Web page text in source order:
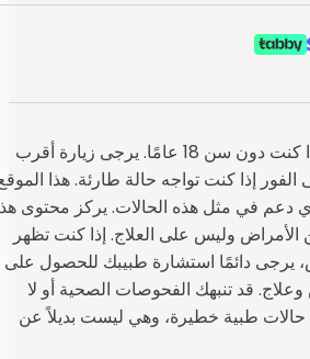
هذا الموقع غير متاح إذا كنت دون سن 18 عامًا. يرجى زيارة أقرب
إذا كنت تواجه حالة طارئة. هذا
دعم في مثل هذه الحالات. يركز محتوى
الأمراض وليس على العلاج. إذا كنت تظهر
يرجى دائمًا استشارة طبيبك للحصول على
قد تنبهك الفحوصات الصحية أو لا
حالات طبية خطيرة، وهي ليست بديلاً عن